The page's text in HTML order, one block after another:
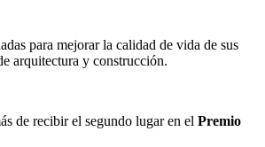
para mejorar la calidad de vida de sus
arquitectura y construcción.
de recibir el segundo lugar en el Premio